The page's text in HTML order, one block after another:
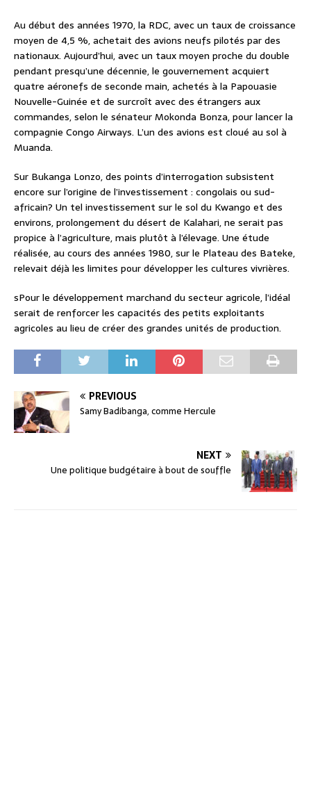
Au début des années 1970, la RDC, avec un taux de croissance
moyen de 4,5 %, achetait des avions neufs pilotés par des
nationaux. Aujourd’hui, avec un taux moyen proche du double
pendant presqu’une décennie, le gouvernement acquiert
quatre aéronefs de seconde main, achetés à la Papouasie
Nouvelle-Guinée et de surcroît avec des étrangers aux
commandes, selon le sénateur Mokonda Bonza, pour lancer la
compagnie Congo Airways. L’un des avions est cloué au sol à
Muanda.
Sur Bukanga Lonzo, des points d’interrogation subsistent
encore sur l’origine de l’investissement : congolais ou sud-
africain? Un tel investissement sur le sol du Kwango et des
environs, prolongement du désert de Kalahari, ne serait pas
propice à l’agriculture, mais plutôt à l’élevage. Une étude
réalisée, au cours des années 1980, sur le Plateau des Bateke,
relevait déjà les limites pour développer les cultures vivrières.
sPour le développement marchand du secteur agricole, l’idéal
serait de renforcer les capacités des petits exploitants
agricoles au lieu de créer des grandes unités de production.
PREVIOUS
Samy Badibanga, comme Hercule
NEXT
Une politique budgétaire à bout de souffle